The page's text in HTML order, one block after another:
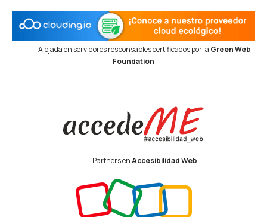
Alojada en servidores responsables certificados por la Green Web
Foundation
Partners enAccesibilidad Web